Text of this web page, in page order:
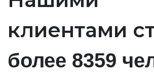
клиентами
более 8359